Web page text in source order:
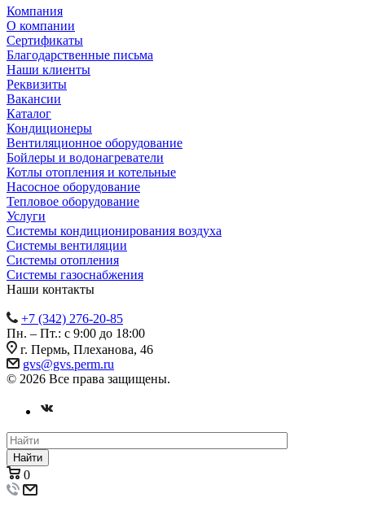
Компания
О компании
Сертификаты
Благодарственные письма
Наши клиенты
Реквизиты
Вакансии
Каталог
Кондиционеры
Вентиляционное оборудование
Бойлеры и водонагреватели
Котлы отопления и котельные
Насосное оборудование
Тепловое оборудование
Услуги
Системы кондиционирования воздуха
Системы вентиляции
Системы отопления
Системы газоснабжения
Наши контакты
+7 (342) 276-20-85
Пн. – Пт.: с 9:00 до 18:00
г. Пермь, Плеханова, 46
gvs@gvs.perm.ru
© 2026 Все права защищены.
Найти
0